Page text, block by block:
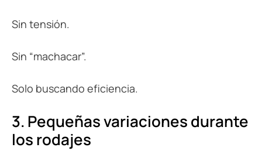
Sin tensión.
Sin “machacar”.
Solo buscando eficiencia.
3. Pequeñas variaciones durante
los rodajes